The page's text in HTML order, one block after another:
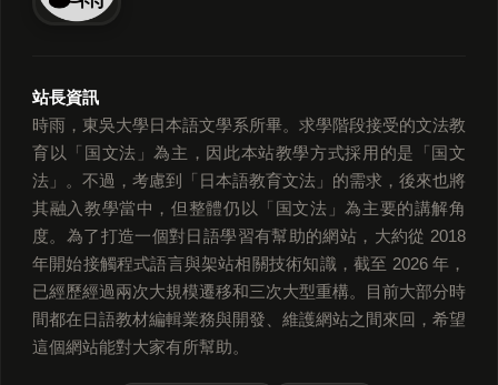
站長資訊
時雨，東吳大學日本語文學系所畢。求學階段接受的文法教
育以「国文法」為主，因此本站教學方式採用的是「国文
法」。不過，考慮到「日本語教育文法」的需求，後來也將
其融入教學當中，但整體仍以「国文法」為主要的講解角
度。為了打造一個對日語學習有幫助的網站，大約從 2018
年開始接觸程式語言與架站相關技術知識，截至 2026 年，
已經歷經過兩次大規模遷移和三次大型重構。目前大部分時
間都在日語教材編輯業務與開發、維護網站之間來回，希望
這個網站能對大家有所幫助。